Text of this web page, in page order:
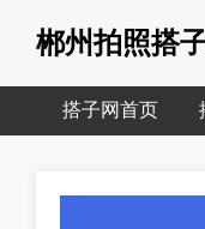
郴州拍照搭
搭子网首页